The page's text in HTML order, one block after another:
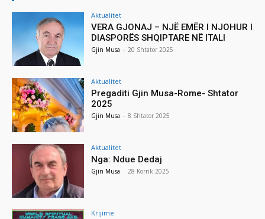
Aktualitet
VERA GJONAJ – NJË EMËR I NJOHUR I
DIASPORËS SHQIPTARE NË ITALI
Gjin Musa - 20 Shtator 2025
Aktualitet
Pregaditi Gjin Musa-Rome- Shtator
2025
Gjin Musa - 8 Shtator 2025
Aktualitet
Nga: Ndue Dedaj
Gjin Musa - 28 Korrik 2025
Krijime